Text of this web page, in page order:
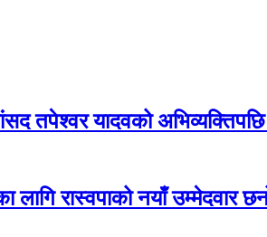
तपेश्वर यादवको अभिव्यक्तिपछि
लागि रास्वपाको नयाँ उम्मेदवार